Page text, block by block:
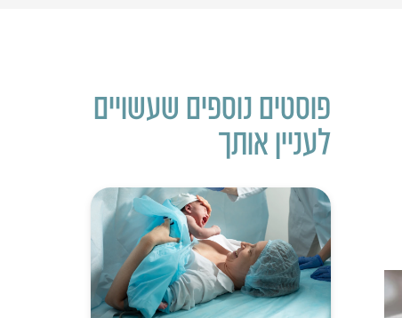
פוסטים נוספים שעשויים
לעניין אותך